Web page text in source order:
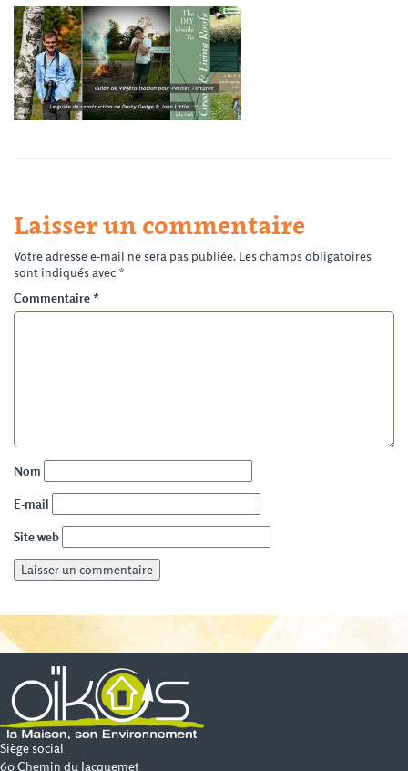
Laisser un commentaire
Votre adresse e-mail ne sera pas publiée. Les champs obligatoires
sont indiqués avec *
Commentaire *
Nom
E-mail
Site web
Siège social
60 Chemin du Jacquemet